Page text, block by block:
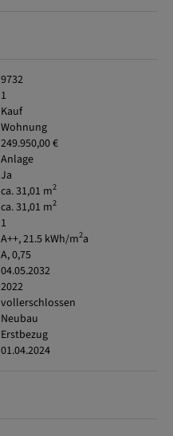
9732
1
Kauf
Wohnung
249.950,00 €
Anlage
Ja
ca. 31,01 m2
ca. 31,01 m2
1
A++, 21.5 kWh/m2a
A, 0,75
04.05.2032
2022
vollerschlossen
Neubau
Erstbezug
01.04.2024